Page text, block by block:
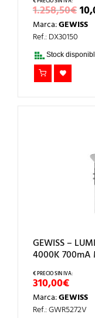
1.258,50€EL
Marca:GEWISS
Ref.: DX30150
Stock
GEWISS –
4000K 700mA
310,00€
Marca:GEWISS
Ref.: GWR5272V